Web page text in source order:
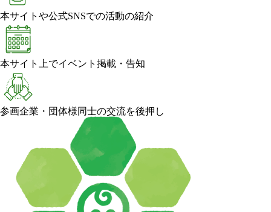
本サイトや公式SNSでの活動の紹介
本サイト上でイベント掲載・告知
参画企業・団体様同士の交流を後押し